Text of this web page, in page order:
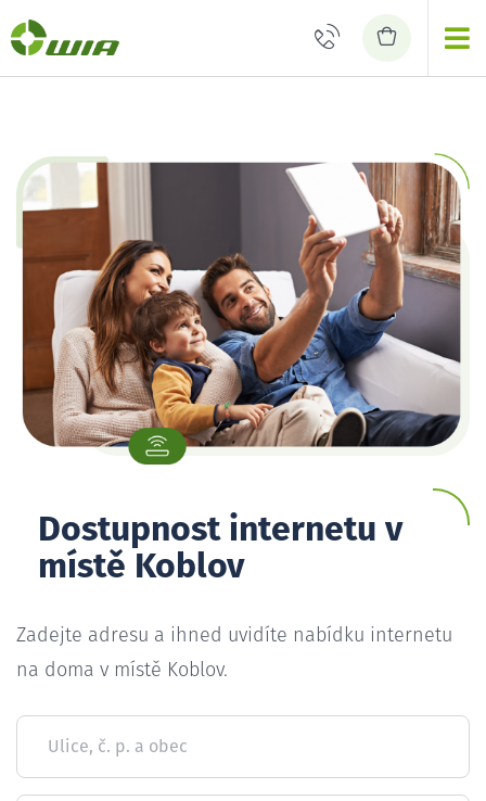
Dostupnost internetu v
místě Koblov
Zadejte adresu a ihned uvidíte nabídku internetu
na doma v místě Koblov.
Ulice, č. p. a obec